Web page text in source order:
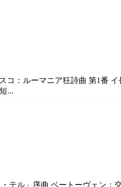
：ルーマニア狂詩曲 第1番
...
ル」序曲 ベートーヴェン：